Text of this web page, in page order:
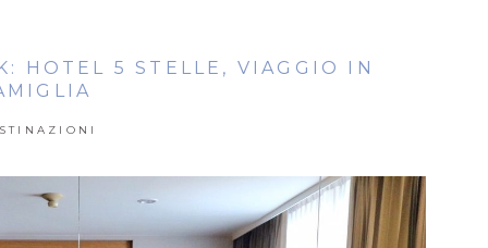
HOTEL 5 STELLE, VIAGGIO IN